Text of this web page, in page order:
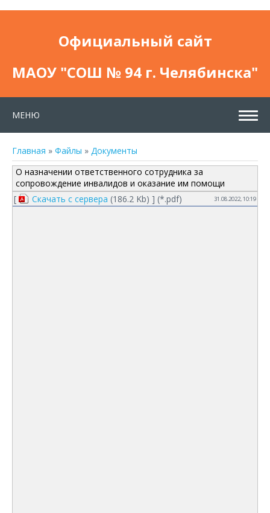
Официальный сайт
МАОУ "СОШ № 94 г. Челябинска"
МЕНЮ
Главная » Файлы » Документы
О назначении ответственного сотрудника за
сопровождение инвалидов и оказание им помощи
[
Скачать с сервера (186.2 Kb) ] (*.pdf) 31.08.2022, 10:19